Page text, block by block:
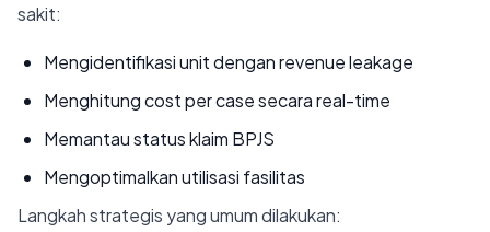
sakit:
Mengidentifikasi unit dengan revenue leakage
Menghitung cost per case secara real-time
Memantau status klaim BPJS
Mengoptimalkan utilisasi fasilitas
Langkah strategis yang umum dilakukan: